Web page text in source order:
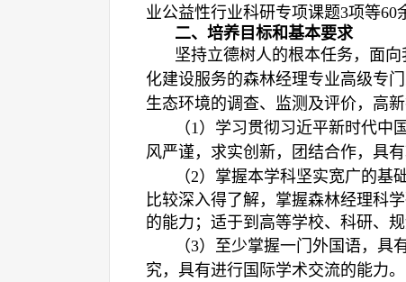
业公益性行业科研专项课题3项等60
二、培养目标和基本要求
坚持立德树人的根本任务，面
化建设服务的森林经理专业高级专
生态环境的调查、监测及评价，高
（1）学习贯彻习近平新时代中
风严谨，求实创新，团结合作，具
（2）掌握本学科坚实宽广的基
比较深入得了解，掌握森林经理科
的能力；适于到高等学校、科研、
（3）至少掌握一门外国语，具
究，具有进行国际学术交流的能力。